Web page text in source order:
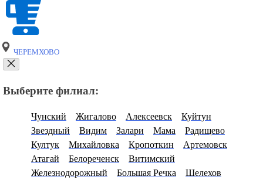
ЧЕРЕМХОВО
Выберите филиал:
Чунский Жигалово Алексеевск
Куйтун
Звездный
Видим Залари Мама
Радищево
Култук
Михайловка Кропоткин
Артемовск
Атагай
Белореченск
Витимский
Железнодорожный
Большая Речка Шелехов